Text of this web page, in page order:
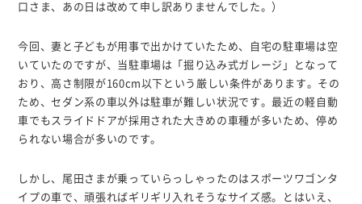
口さま、あの日は改めて申し訳ありませんでした。）
今回、妻と子どもが用事で出かけていたため、自宅の駐車場は空
いていたのですが、当駐車場は「掘り込み式ガレージ」となって
おり、高さ制限が160cm以下という厳しい条件があります。その
ため、セダン系の車以外は駐車が難しい状況です。最近の軽自動
車でもスライドドアが採用された大きめの車種が多いため、停め
られない場合が多いのです。
しかし、尾田さまが乗っていらっしゃったのはスポーツワゴンタ
イプの車で、頑張ればギリギリ入れそうなサイズ感。とはいえ、